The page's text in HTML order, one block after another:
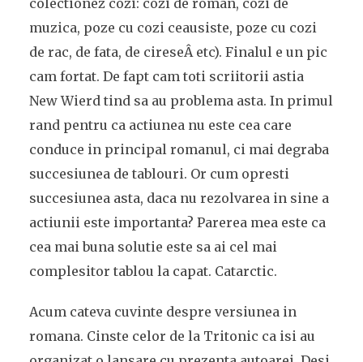
colectionez cozi: cozi de roman, cozi de
muzica, poze cu cozi ceausiste, poze cu cozi
de rac, de fata, de cireseÂ etc). Finalul e un pic
cam fortat. De fapt cam toti scriitorii astia
New Wierd tind sa au problema asta. In primul
rand pentru ca actiunea nu este cea care
conduce in principal romanul, ci mai degraba
succesiunea de tablouri. Or cum opresti
succesiunea asta, daca nu rezolvarea in sine a
actiunii este importanta? Parerea mea este ca
cea mai buna solutie este sa ai cel mai
complesitor tablou la capat. Catarctic.
Acum cateva cuvinte despre versiunea in
romana. Cinste celor de la Tritonic ca isi au